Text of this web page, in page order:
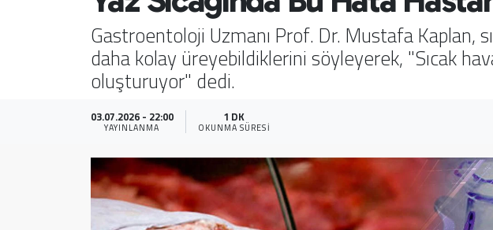
Gastroentoloji Uzmanı Prof. Dr. Mustafa
daha kolay üreyebildiklerini söyleyerek, "Sıcak
oluşturuyor" dedi.
03.07.2026 - 22:00
YAYINLANMA
1 DK
OKUNMA SÜRESI
Magazin
Tüm Manşetler
Son Dakika Haberleri
Haber Arşivi